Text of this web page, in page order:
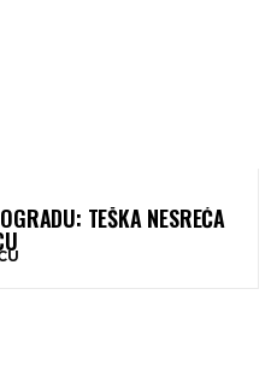
TEŠKA NESREĆA